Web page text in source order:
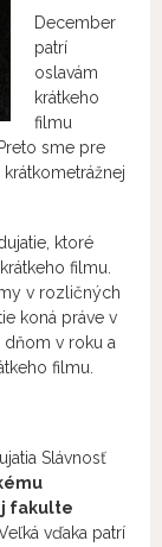
December
patrí
oslavám
krátkeho
filmu
sme pre
ktoré
filmu.
v rozličných
koná práve v
v roku a
filmu.
Slávnosť
fakulte
vďaka patrí